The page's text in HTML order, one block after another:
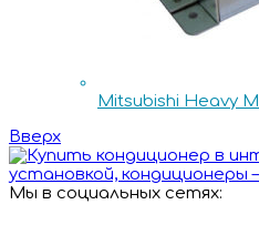
Mitsubishi Heavy
Вверх
Мы в социальных сетях: